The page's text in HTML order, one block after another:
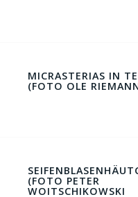
MICRASTERIAS IN
(FOTO OLE
(FOTO PETER
WOITSCHIKOWSKI